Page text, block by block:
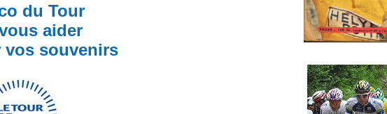
du Tour
aider
vos souvenirs